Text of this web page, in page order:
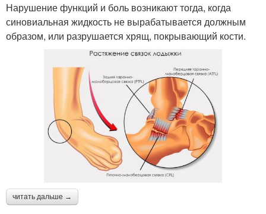
Нарушение функций и боль возникают тогда, когда
синовиальная жидкость не вырабатывается должным
образом, или разрушается хрящ, покрывающий кости.
читать дальше →